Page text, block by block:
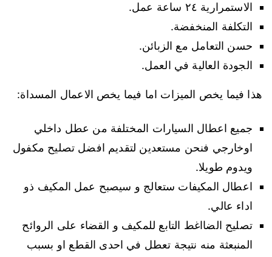
الاستمرارية ٢٤ ساعة عمل.
التكلفة المنخفضة.
حسن التعامل مع الزبائن.
الجودة العالية في العمل.
هذا فيما يخص الميزات اما فيما يخص الاعمال المسداة:
جميع اعطال السيارات المختلفة من عطل داخلي
اوخارجي فنحن مستعدين لتقديم افضل تصليح مكفول
ويدوم طويلا.
اعطال المكيفات ستعالج و سيصبح عمل المكيف ذو
اداء عالي.
تصليح الضااغط التابع للمكيف و القضاء على الروائح
المنبعثة منه نتيجة تعطل في احدى القطع او بسبب